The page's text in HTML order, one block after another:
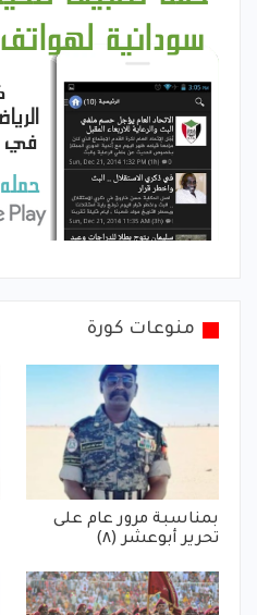
منوعات كورة
بمناسبة مرور عام على
تحرير أبوعشر (٨)